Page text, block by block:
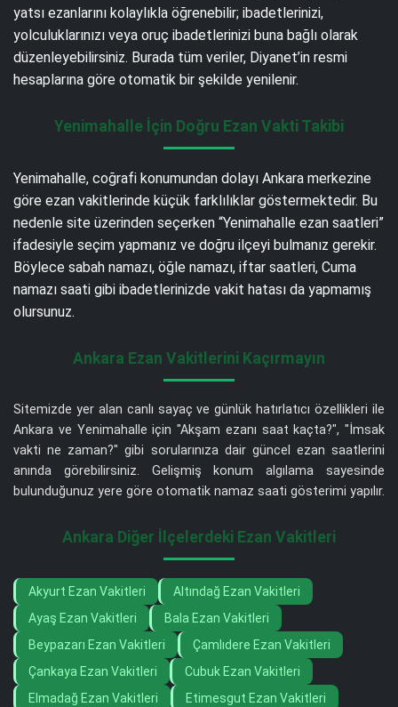
yatsı ezanlarını kolaylıkla öğrenebilir; ibadetlerinizi,
yolculuklarınızı veya oruç ibadetlerinizi buna bağlı olarak
düzenleyebilirsiniz. Burada tüm veriler, Diyanet’in resmi
hesaplarına göre otomatik bir şekilde yenilenir.
Yenimahalle İçin Doğru Ezan Vakti Takibi
Yenimahalle, coğrafi konumundan dolayı Ankara merkezine
göre ezan vakitlerinde küçük farklılıklar göstermektedir. Bu
nedenle site üzerinden seçerken “Yenimahalle ezan saatleri”
ifadesiyle seçim yapmanız ve doğru ilçeyi bulmanız gerekir.
Böylece sabah namazı, öğle namazı, iftar saatleri, Cuma
namazı saati gibi ibadetlerinizde vakit hatası da yapmamış
olursunuz.
Ankara Ezan Vakitlerini Kaçırmayın
Sitemizde yer alan canlı sayaç ve günlük hatırlatıcı özellikleri ile
Ankara ve Yenimahalle için "Akşam ezanı saat kaçta?", "İmsak
vakti ne zaman?" gibi sorularınıza dair güncel ezan saatlerini
anında görebilirsiniz. Gelişmiş konum algılama sayesinde
bulunduğunuz yere göre otomatik namaz saati gösterimi yapılır.
Ankara Diğer İlçelerdeki Ezan Vakitleri
Akyurt Ezan Vakitleri
Altındağ Ezan Vakitleri
Ayaş Ezan Vakitleri
Bala Ezan Vakitleri
Beypazarı Ezan Vakitleri
Çamlıdere Ezan Vakitleri
Çankaya Ezan Vakitleri
Cubuk Ezan Vakitleri
Elmadağ Ezan Vakitleri
Etimesgut Ezan Vakitleri